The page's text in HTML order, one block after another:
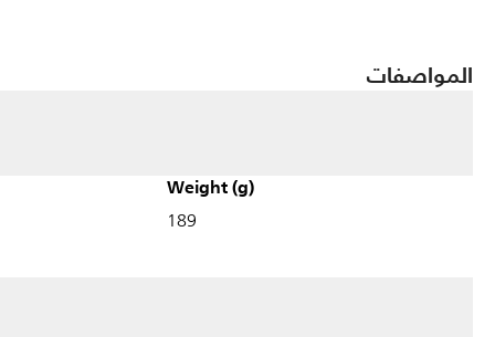
المواصفات
Weight (g)
189